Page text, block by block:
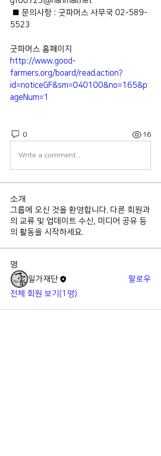
■ 문의사항 : 굿파머스 사무국 02-589-
5523
굿파머스 홈페이지
http://www.good-
farmers.org/board/read.action?
id=noticeGF&sm=040100&no=165&p
ageNum=1
0 16
Write a comment...
소개
그룹에 오신 것을 환영합니다. 다른 회원과
의 교류 및 업데이트 수신, 미디어 공유 등
의 활동을 시작하세요.
명
일가재단
팔로우
전체 회원 보기(1명)